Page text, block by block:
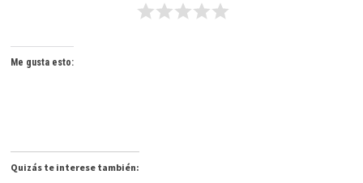
Me gusta esto:
Quizás te interese también: